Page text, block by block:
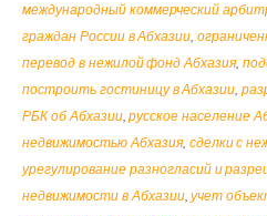
международный коммерческий
граждан России в Абхазии,
перевод в нежилой фонд Абхазия,
построить гостиницу в Абхазии,
РБК об Абхазии,русское население
недвижимостью Абхазия, сделки с
урегулирование разногласий и
недвижимости в Абхазии,учет